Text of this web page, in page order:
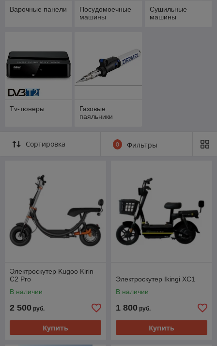
Варочные панели
Посудомоечные
машины
Сушильные
машины
Tv-тюнеры
Газовые
паяльники
Сортировка 0 Фильтры
Электроскутер Kugoo Kirin
С2 Pro
В наличии
2 500 руб.
Купить
Электроскутер Ikingi XC1
В наличии
1 800 руб.
Купить